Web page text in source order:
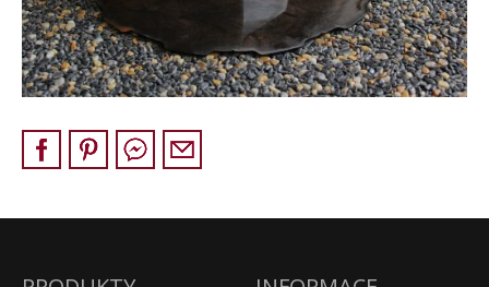
Pískovec
Solitéry
Kamenné bloky
BERA GRAVEL FIX
Terazzo